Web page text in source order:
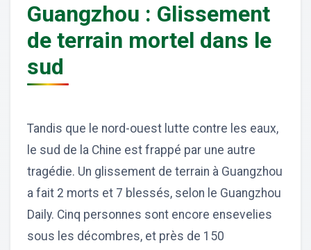
Guangzhou : Glissement
de terrain mortel dans le
sud
Tandis que le nord-ouest lutte contre les eaux,
le sud de la Chine est frappé par une autre
tragédie. Un glissement de terrain à Guangzhou
a fait 2 morts et 7 blessés, selon le Guangzhou
Daily. Cinq personnes sont encore ensevelies
sous les décombres, et près de 150